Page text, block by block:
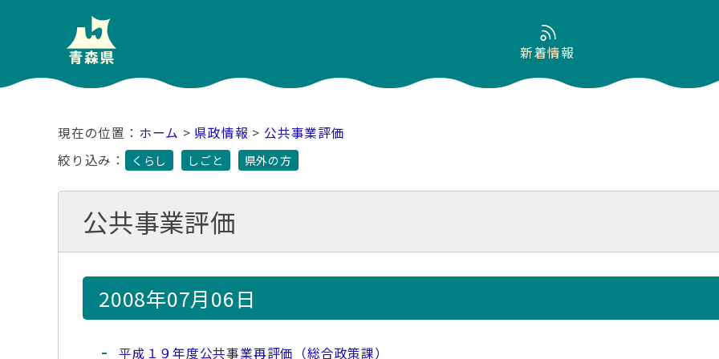
新着情報
ホーム > 県政情報 > 公共事業評価
絞り込み：
くらし しごと 県外の方
公共事業評価
2008年07月06日
平成１９年度公共事業再評価（総合政策課）